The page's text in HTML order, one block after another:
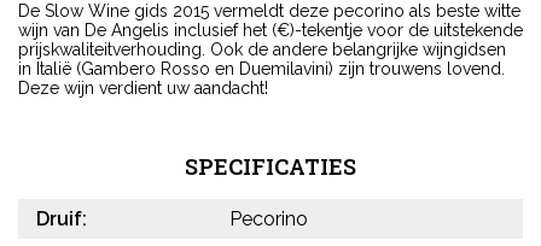
De Slow Wine gids 2015 vermeldt deze pecorino als beste witte
wijn van De Angelis inclusief het (€)-tekentje voor de uitstekende
prijskwaliteitverhouding. Ook de andere belangrijke wijngidsen
in Italië (Gambero Rosso en Duemilavini) zijn trouwens lovend.
Deze wijn verdient uw aandacht!
SPECIFICATIES
Druif:
Pecorino